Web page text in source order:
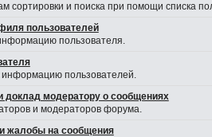
сортировки и поиска при помощи списка
пользователей
пользователя.
информацию пользователей.
доклад модератору о сообщениях
и модераторов форума.
жалобы на сообщения